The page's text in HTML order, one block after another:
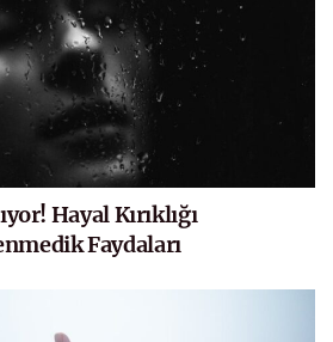
Hayal Kırıklığı
Faydaları